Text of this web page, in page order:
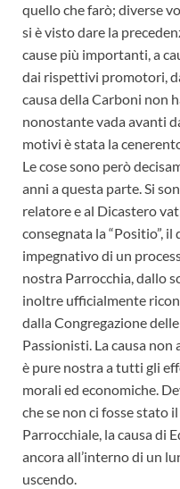
quello che farò; diverse
si è visto dare la
cause più importanti, a
dai rispettivi promotori,
causa della Carboni non
nonostante vada avanti
motivi è stata la
Le cose sono però
anni a questa parte. Si
relatore e al Dicastero
consegnata la “Positio”,
impegnativo di un
nostra Parrocchia, dallo
inoltre ufficialmente
dalla Congregazione
Passionisti. La causa
è pure nostra a tutti gli
morali ed economiche.
che se non ci fosse stato
Parrocchiale, la causa di
ancora all’interno di un
uscendo.